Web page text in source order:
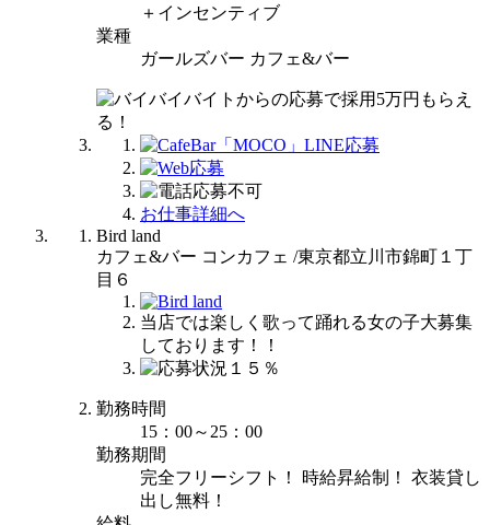
＋インセンティブ
業種
ガールズバー カフェ&バー
お仕事詳細へ
Bird land
カフェ&バー コンカフェ /東京都立川市錦町１丁
目６
当店では楽しく歌って踊れる女の子大募集
しております！！
勤務時間
15：00～25：00
勤務期間
完全フリーシフト！ 時給昇給制！ 衣装貸し
出し無料！